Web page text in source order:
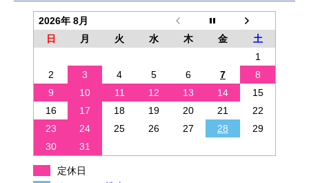
2026年 8月
日
月 火 水 木 金
土
1
2
3 4 5 6 7
8
9
10 11 12 13 14
15
16
17 18 19 20 21
22
23
24 25 26 27 28
29
30
31
定休日